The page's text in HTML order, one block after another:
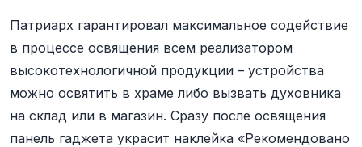
Патриарх гарантировал максимальное содействие
в процессе освящения всем реализатором
высокотехнологичной продукции – устройства
можно освятить в храме либо вызвать духовника
на склад или в магазин. Сразу после освящения
панель гаджета украсит наклейка «Рекомендовано